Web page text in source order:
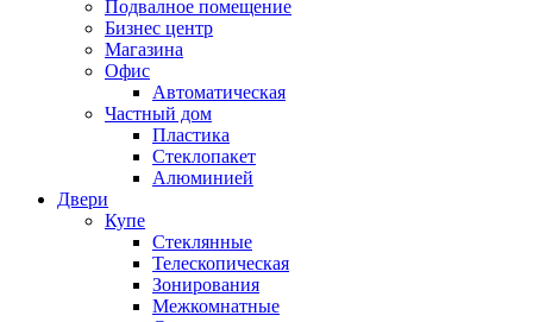
Подвалное помещение
Бизнес центр
Магазина
Офис
Автоматическая
Частный дом
Пластика
Стеклопакет
Алюминией
Двери
Купе
Стеклянные
Телескопическая
Зонирования
Межкомнатные